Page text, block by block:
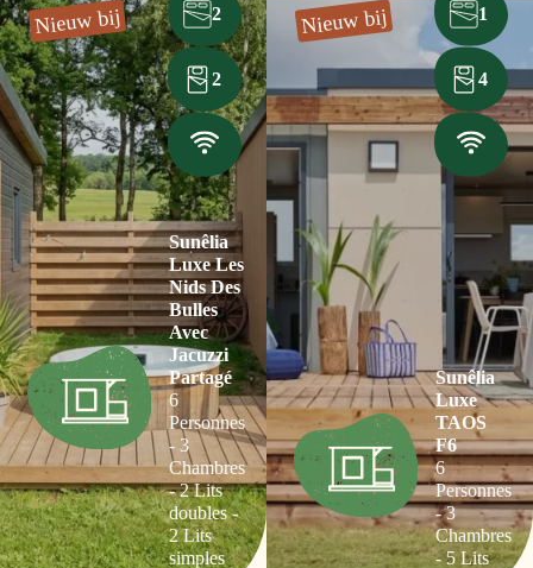
Nieuw bij 2
2
Sunêlia
Luxe Les
Nids Des
Bulles
Avec
Jacuzzi
Partagé
6
Personnes
- 3
Chambres
- 2 Lits
doubles -
2 Lits
simples
Nieuw bij 1
4
Sunêlia
Luxe
TAOS
F6
6
Personnes
- 3
Chambres
- 5 Lits